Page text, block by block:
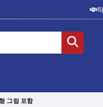
그립 포함